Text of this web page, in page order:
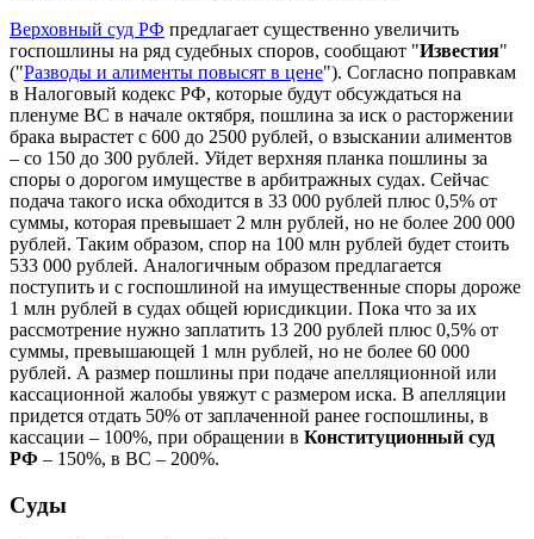
Верховный суд РФ предлагает существенно увеличить
госпошлины на ряд судебных споров, сообщают "Известия"
("Разводы и алименты повысят в цене"). Согласно поправкам
в Налоговый кодекс РФ, которые будут обсуждаться на
пленуме ВС в начале октября, пошлина за иск о расторжении
брака вырастет с 600 до 2500 рублей, о взыскании алиментов
– со 150 до 300 рублей. Уйдет верхняя планка пошлины за
споры о дорогом имуществе в арбитражных судах. Сейчас
подача такого иска обходится в 33 000 рублей плюс 0,5% от
суммы, которая превышает 2 млн рублей, но не более 200 000
рублей. Таким образом, спор на 100 млн рублей будет стоить
533 000 рублей. Аналогичным образом предлагается
поступить и с госпошлиной на имущественные споры дороже
1 млн рублей в судах общей юрисдикции. Пока что за их
рассмотрение нужно заплатить 13 200 рублей плюс 0,5% от
суммы, превышающей 1 млн рублей, но не более 60 000
рублей. А размер пошлины при подаче апелляционной или
кассационной жалобы увяжут с размером иска. В апелляции
придется отдать 50% от заплаченной ранее госпошлины, в
кассации – 100%, при обращении в Конституционный суд
РФ – 150%, в ВС – 200%.
Суды